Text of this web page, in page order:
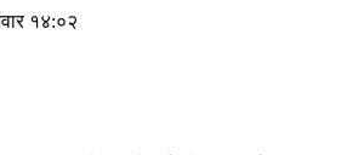
१४:०२